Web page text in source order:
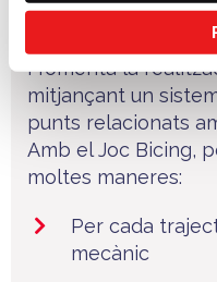
L'app Joc Bicing,
premia les
i fomenta la
mitjançant un
punts relacionats
Amb el Joc Bicing,
moltes maneres:
Per cada
mecànic